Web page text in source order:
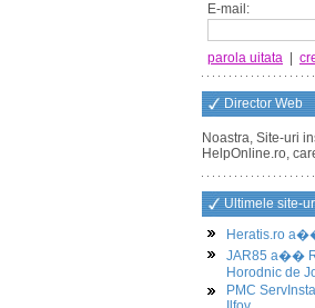
E-mail:
parola uitata
Director Web
Noastra, Site-uri
HelpOnline.ro,
Ultimele site-
Heratis.ro
JAR85 a��
Horodnic de
PMC